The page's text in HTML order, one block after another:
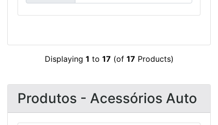
Displaying 1 to 17 (of 17 Products)
Produtos - Acessórios Auto